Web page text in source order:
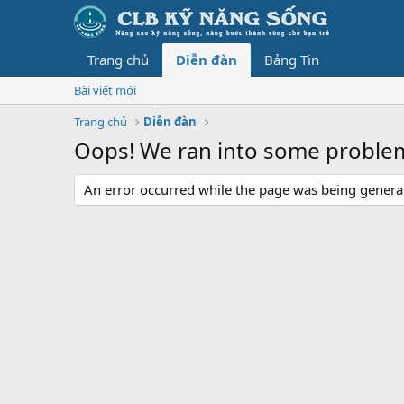
Trang chủ Diễn đàn Bảng Tin
Bài viết mới
Trang chủ
Diễn đàn
Oops! We ran into some
An error occurred while the page was being